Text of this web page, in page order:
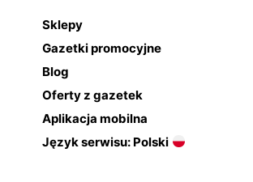
Sklepy
Gazetki promocyjne
Blog
Oferty z gazetek
Aplikacja mobilna
Język serwisu: Polski